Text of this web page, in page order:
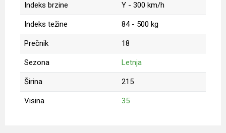
Indeks brzine Y - 300 km/h
Indeks težine 84 - 500 kg
Prečnik 18
Sezona Letnja
Širina 215
Visina 35